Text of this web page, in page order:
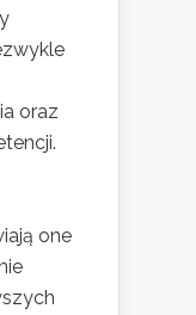
oraz
one